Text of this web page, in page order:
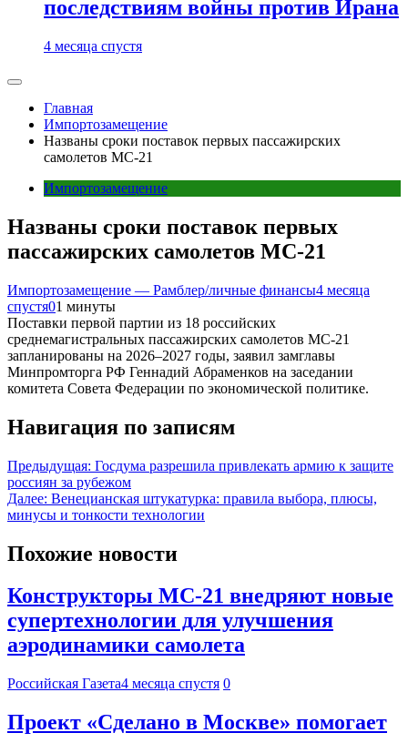
последствиям войны против Ирана
4 месяца спустя
Главная
Импортозамещение
Названы сроки поставок первых пассажирских
самолетов МС-21
Импортозамещение
Названы сроки поставок первых
пассажирских самолетов МС-21
Импортозамещение — Рамблер/личные финансы4 месяца
спустя01 минуты
Поставки первой партии из 18 российских
среднемагистральных пассажирских самолетов МС-21
запланированы на 2026–2027 годы, заявил замглавы
Минпромторга РФ Геннадий Абраменков на заседании
комитета Совета Федерации по экономической политике.
Навигация по записям
Предыдущая: Госдума разрешила привлекать армию к защите
россиян за рубежом
Далее: Венецианская штукатурка: правила выбора, плюсы,
минусы и тонкости технологии
Похожие новости
Конструкторы МС-21 внедряют новые
супертехнологии для улучшения
аэродинамики самолета
Российская Газета4 месяца спустя 0
Проект «Сделано в Москве» помогает